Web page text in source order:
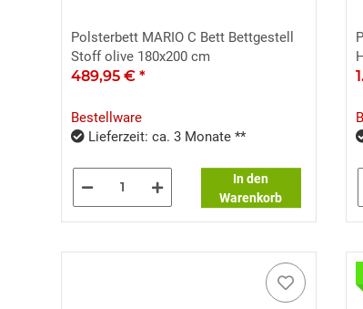
Polsterbett MARIO C Bett Bettgestell
Stoff olive 180x200 cm
489,95 € *
Bestellware
Lieferzeit: ca. 3 Monate **
In den
Warenkorb